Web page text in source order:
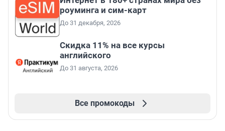
роуминга и сим-карт
До 31 декабря, 2026
Скидка 11% на все курсы
английского
До 31 августа, 2026
Все промокоды